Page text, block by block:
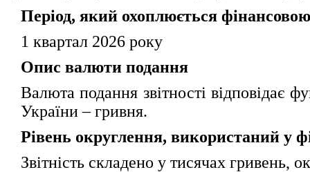
Період, який охоплюється фінансовою
1 квартал 2026 року
Опис валюти подання
Валюта подання звітності відповідає
України – гривня.
Рівень округлення, використаний у
Звітність складено у тисячах гривень,